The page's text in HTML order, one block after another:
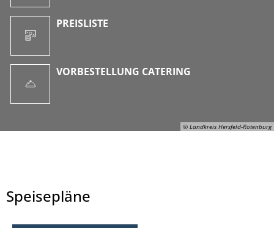
© Landkreis Hersfeld-Rotenburg
PREISLISTE
VORBESTELLUNG CATERING
Speisepläne